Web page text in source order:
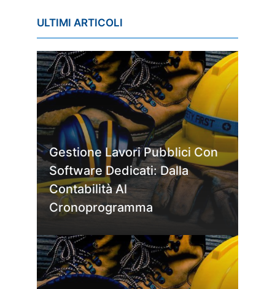
ULTIMI ARTICOLI
Gestione Lavori Pubblici Con
Software Dedicati: Dalla
Contabilità Al
Cronoprogramma